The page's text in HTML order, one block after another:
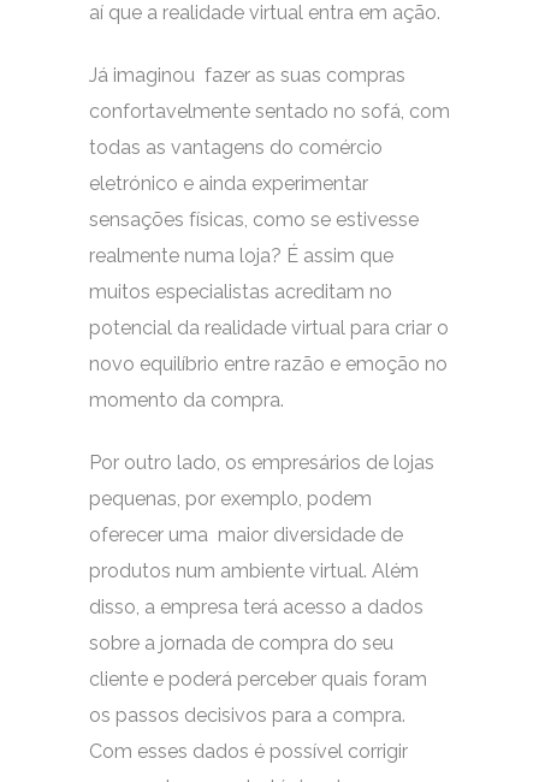
aí que a realidade virtual entra em ação.
Já imaginou fazer as suas compras
confortavelmente sentado no sofá, com
todas as vantagens do comércio
eletrónico e ainda experimentar
sensações físicas, como se estivesse
realmente numa loja? É assim que
muitos especialistas acreditam no
potencial da realidade virtual para criar o
novo equilíbrio entre razão e emoção no
momento da compra.
Por outro lado, os empresários de lojas
pequenas, por exemplo, podem
oferecer uma maior diversidade de
produtos num ambiente virtual. Além
disso, a empresa terá acesso a dados
sobre a jornada de compra do seu
cliente e poderá perceber quais foram
os passos decisivos para a compra.
Com esses dados é possível corrigir